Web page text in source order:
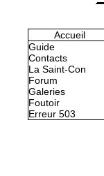
Accueil
Guide
Contacts
La Saint-Con
Forum
Galeries
Foutoir
Erreur 503